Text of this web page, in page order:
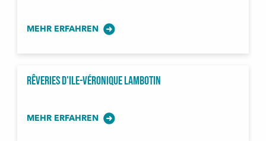
MEHR ERFAHREN
Rêveries d'Ile-Véronique Lambotin
MEHR ERFAHREN